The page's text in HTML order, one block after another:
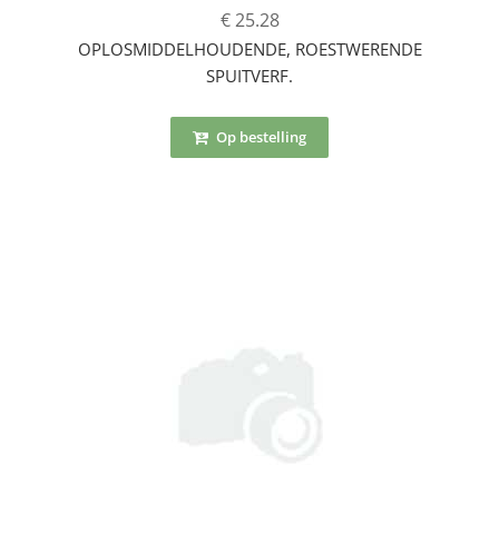
€ 25.28
OPLOSMIDDELHOUDENDE, ROESTWERENDE
SPUITVERF.
Op bestelling